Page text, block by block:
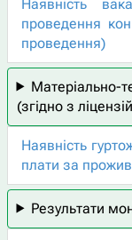
Наявність
проведення
проведення)
Матеріально-
(згідно з
Наявність
плати за
Результати